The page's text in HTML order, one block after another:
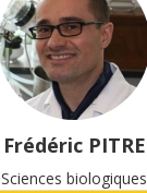
Frédéric PITRE
Sciences biologiques